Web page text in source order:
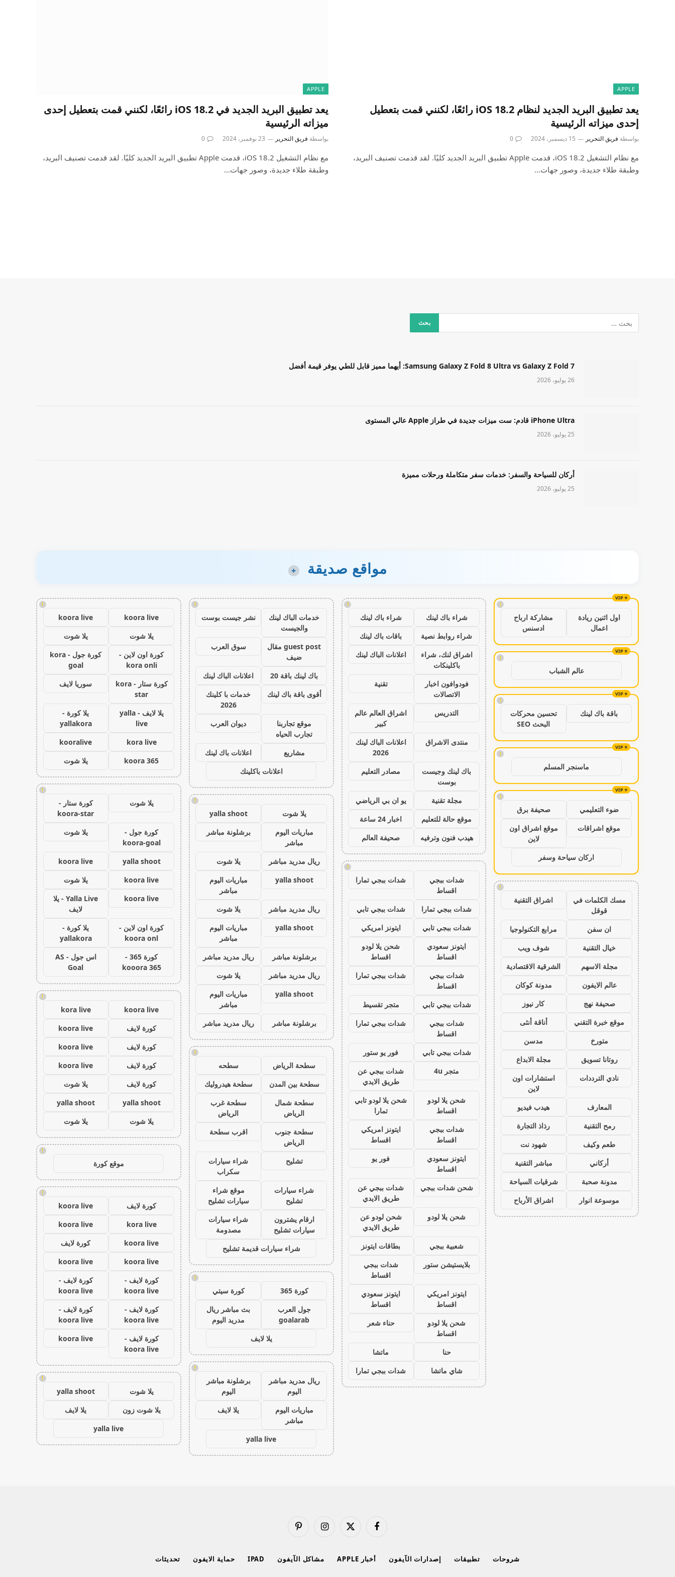
APPLE
يعد تطبيق البريد الجديد لنظام iOS 18.2 رائعًا، لكنني قمت بتعطيل
إحدى ميزاته الرئيسية
بواسطة فريق التحرير 15 ديسمبر، 2024 0
مع نظام التشغيل iOS 18.2، قدمت Apple تطبيق البريد الجديد كليًا. لقد قدمت تصنيف البريد،
وطبقة طلاء جديدة، وصور جهات…
APPLE
يعد تطبيق البريد الجديد في iOS 18.2 رائعًا، لكنني قمت بتعطيل إحدى
ميزاته الرئيسية
بواسطة فريق التحرير 23 نوفمبر، 2024 0
مع نظام التشغيل iOS 18.2، قدمت Apple تطبيق البريد الجديد كليًا. لقد قدمت تصنيف البريد،
وطبقة طلاء جديدة، وصور جهات…
Samsung Galaxy Z Fold 8 Ultra vs Galaxy Z Fold 7: أيهما مميز قابل للطي يوفر قيمة أفضل
26 يوليو، 2026
iPhone Ultra قادم: ست ميزات جديدة في طراز Apple عالي المستوى
25 يوليو، 2026
أركان للسياحة والسفر: خدمات سفر متكاملة ورحلات مميزة
25 يوليو، 2026
مواقع صديقة +
!
اول اثنين ريادة
اعمال
مشاركة ارباح
ادسنس
!
عالم الشباب
!
باقة باك لينك
تحسين محركات
البحث SEO
!
ماسنجر المسلم
!
ضوء التعليمي
صحيفة برق
موقع اشراقات
موقع اشراق اون
لاين
اركان سياحة وسفر
!
مسك الكلمات في
قوقل
اشراق التقنية
ان سفن
مرابع التكنولوجيا
خيال التقنية
شوف ويب
مجلة الاسهم
الشرقية الاقتصادية
عالم الايفون
مدونة كوكان
صحيفة نهج
كار نيوز
موقع خبرة التقني
أناقة أنثى
متورخ
مدسن
روتانا تسويق
مجلة الابداع
نادي الترددات
استشارات اون
لاين
المعارف
هيدب فيديو
رمح التقنية
رذاذ التجارة
طعم وكيف
شهود نت
أركاني
مباشر التقنية
مدونة صحبة
شرقيات السياحة
موسوعة انوار
اشراق الأرباح
!
شراء باك لينك
شراء باك لينك
شراء روابط نصية
باقات باك لينك
اشراق لنك، شراء
باكلينكات
اعلانات الباك لينك
فودوافون اخبار
الاتصالات
تقنية
التدريس
اشراق العالم عالم
كبير
منتدى الاشراق
اعلانات الباك لينك
2026
باك لينك وجيست
بوست
مصادر التعليم
مجلة تقنية
يو ان بي الرياضي
موقع حالة للتعليم
اخبار 24 ساعة
هيدب فنون وترفيه
صحيفة العالم
!
شدات ببجي
اقساط
شدات ببجي تمارا
شدات ببجي تمارا
شدات ببجي تابي
شدات ببجي تابي
ايتونز امريكي
ايتونز سعودي
اقساط
شحن يلا لودو
اقساط
شدات ببجي
اقساط
شدات ببجي تمارا
شدات ببجي تابي
متجر تقسيط
شدات ببجي
اقساط
شدات ببجي تمارا
شدات ببجي تابي
فور يو ستور
متجر 4u
شدات ببجي عن
طريق الايدي
شحن يلا لودو
اقساط
شحن يلا لودو تابي
تمارا
شدات ببجي
اقساط
ايتونز امريكي
اقساط
ايتونز سعودي
اقساط
فور يو
شحن شدات ببجي
شدات ببجي عن
طريق الايدي
شحن يلا لودو
شحن لودو عن
طريق الايدي
شعبية ببجي
بطاقات ايتونز
بلايستيشن ستور
شدات ببجي
اقساط
ايتونز امريكي
اقساط
ايتونز سعودي
اقساط
شحن يلا لودو
اقساط
حناء شعر
حنا
ماتشا
شاي ماتشا
شدات ببجي تمارا
!
خدمات الباك لينك
والجيست
نشر جيست بوست
guest post مقال
ضيف
سوق العرب
باك لينك باقة 20
اعلانات الباك لينك
أقوى باقة باك لينك
خدمات با كلينك
2026
موقع تجاربنا
تجارب الحياه
ديوان العرب
مشاريع
اعلانات باك لينك
اعلانات باكلينك
!
يلا شوت
yalla shoot
مباريات اليوم
مباشر
برشلونة مباشر
ريال مدريد مباشر
يلا شوت
yalla shoot
مباريات اليوم
مباشر
ريال مدريد مباشر
يلا شوت
yalla shoot
مباريات اليوم
مباشر
برشلونة مباشر
ريال مدريد مباشر
ريال مدريد مباشر
يلا شوت
yalla shoot
مباريات اليوم
مباشر
برشلونة مباشر
ريال مدريد مباشر
!
سطحة الرياض
سطحه
سطحة بين المدن
سطحة هيدروليك
سطحة شمال
الرياض
سطحة غرب
الرياض
سطحة جنوب
الرياض
اقرب سطحة
تشليح
شراء سيارات
سكراب
شراء سيارات
تشليح
موقع شراء
سيارات تشليح
ارقام يشترون
سيارات تشليح
شراء سيارات
مصدومة
شراء سيارات قديمة تشليح
!
كورة 365
كورة سيتي
جول العرب
goalarab
بث مباشر ريال
مدريد اليوم
يلا لايف
!
ريال مدريد مباشر
اليوم
برشلونة مباشر
اليوم
مباريات اليوم
مباشر
يلا لايف
yalla live
!
koora live
koora live
يلا شوت
يلا شوت
كورة اون لاين -
kora onli
كورة جول - kora
goal
كورة ستار - kora
star
سوريا لايف
يلا لايف - yalla
live
يلا كورة -
yallakora
kora live
kooralive
koora 365
يلا شوت
!
يلا شوت
كورة ستار -
koora-star
كورة جول -
koora-goal
يلا شوت
yalla shoot
koora live
koora live
يلا شوت
koora live
Yalla Live - يلا
لايف
كورة اون لاين -
koora onl
يلا كورة -
yallakora
كورة 365 -
kooora 365
اس جول - AS
Goal
!
koora live
kora live
كورة لايف
koora live
كورة لايف
koora live
كورة لايف
koora live
كورة لايف
يلا شوت
yalla shoot
yalla shoot
يلا شوت
يلا شوت
!
موقع كورة
!
كورة لايف
koora live
kora live
koora live
koora live
كورة لايف
koora live
koora live
كورة لايف -
koora live
كورة لايف -
koora live
كورة لايف -
koora live
كورة لايف -
koora live
كورة لايف -
koora live
koora live
!
يلا شوت
yalla shoot
يلا شوت زون
يلا لايف
yalla live
فيسبوك
X
الانستغرامبينتيريست
شروحات تطبيقات إصدارات الآيفون أخبار APPLE مشاكل الآيفون IPAD حماية الايفون تحديثات